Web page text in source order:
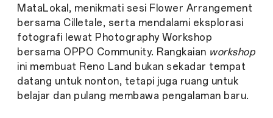
MataLokal, menikmati sesi Flower Arrangement
bersama Cilletale, serta mendalami eksplorasi
fotografi lewat Photography Workshop
bersama OPPO Community. Rangkaian workshop
ini membuat Reno Land bukan sekadar tempat
datang untuk nonton, tetapi juga ruang untuk
belajar dan pulang membawa pengalaman baru.